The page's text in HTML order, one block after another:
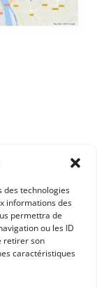
des technologies
informations des
permettra de
ou les ID
retirer son
caractéristiques